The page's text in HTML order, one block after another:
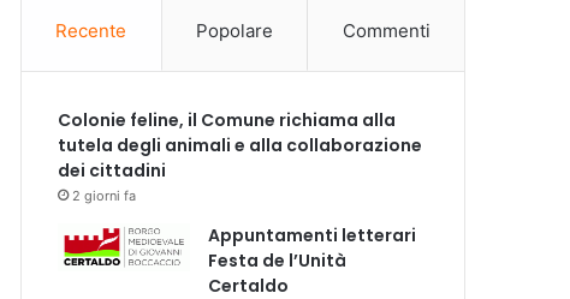
Recente Popolare Commenti
Colonie feline, il Comune richiama alla
tutela degli animali e alla collaborazione
dei cittadini
2 giorni fa
Appuntamenti letterari
Festa de l’Unità
Certaldo